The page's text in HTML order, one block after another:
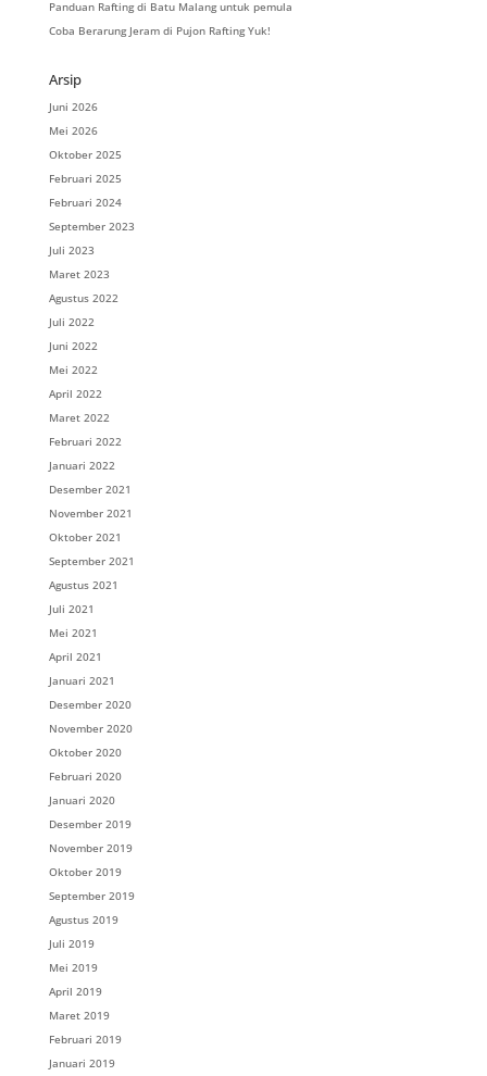
Panduan Rafting di Batu Malang untuk pemula
Coba Berarung Jeram di Pujon Rafting Yuk!
Arsip
Juni 2026
Mei 2026
Oktober 2025
Februari 2025
Februari 2024
September 2023
Juli 2023
Maret 2023
Agustus 2022
Juli 2022
Juni 2022
Mei 2022
April 2022
Maret 2022
Februari 2022
Januari 2022
Desember 2021
November 2021
Oktober 2021
September 2021
Agustus 2021
Juli 2021
Mei 2021
April 2021
Januari 2021
Desember 2020
November 2020
Oktober 2020
Februari 2020
Januari 2020
Desember 2019
November 2019
Oktober 2019
September 2019
Agustus 2019
Juli 2019
Mei 2019
April 2019
Maret 2019
Februari 2019
Januari 2019